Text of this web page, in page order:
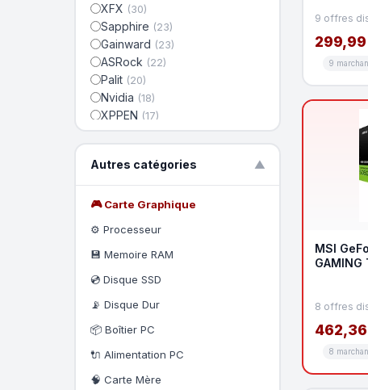
XFX (30)
Sapphire (23)
Gainward (23)
ASRock (22)
Palit (20)
Nvidia (18)
XPPEN (17)
Powercolor(14)
Wacom(12)
AORUS(11)
Lenovo(9)
Autres catégories ▼
🎮 Carte Graphique
⚙️ Processeur
💾 Memoire RAM
💿 Disque SSD
📡 Disque Dur
📦 Boîtier PC
🔌 Alimentation PC
🧠 Carte Mère
9 offres
299,99
9
MSI
GAMING
8 offres
8